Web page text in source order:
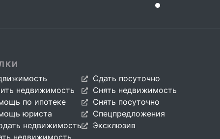
недвижимость
по ипотеке
юриста
недвижимость
недвижимость
Сдать посуточно
Снять недвижимость
Снять посуточно
Спецпредложения
Эксклюзив